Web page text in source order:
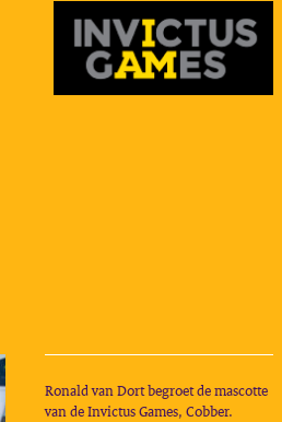
Ronald van Dort begroet de mascotte
van de Invictus Games, Cobber.